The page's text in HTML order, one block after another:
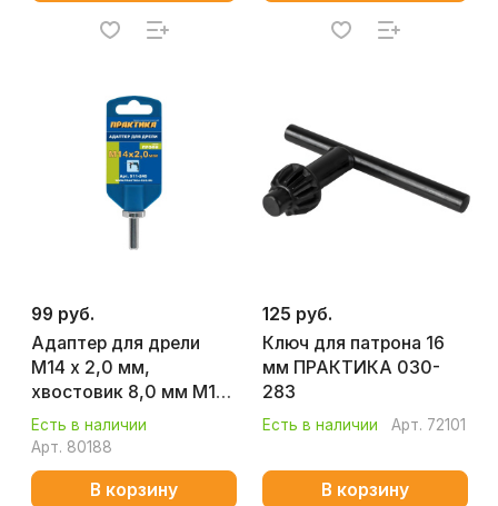
99 руб.
Адаптер для дрели
М14 х 2,0 мм,
хвостовик 8,0 мм М14
ПРАКТИКА 911-246
Есть в наличии
Арт. 80188
В корзину
125 руб.
Ключ для патрона 16
мм ПРАКТИКА 030-
283
Есть в наличии Арт. 72101
В корзину